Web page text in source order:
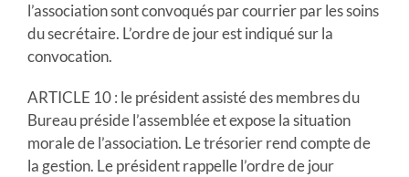
l’association sont convoqués par courrier par les soins
du secrétaire. L’ordre de jour est indiqué sur la
convocation.
ARTICLE 10 : le président assisté des membres du
Bureau préside l’assemblée et expose la situation
morale de l’association. Le trésorier rend compte de
la gestion. Le président rappelle l’ordre de jour